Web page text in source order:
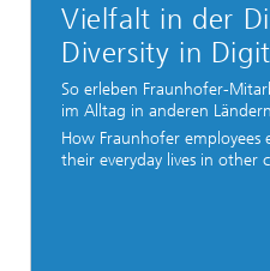
Vielfalt in der
Diversity in
So erleben Fraunhofer-
im Alltag in anderen
How Fraunhofer employees
their everyday lives in other